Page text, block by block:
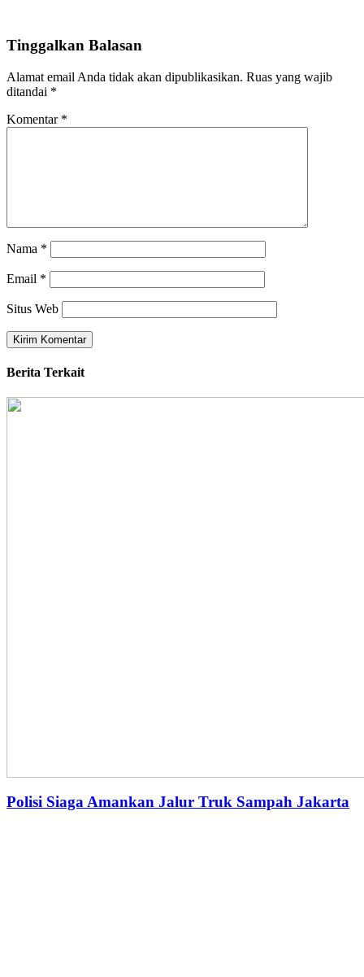
Tinggalkan Balasan
Alamat email Anda tidak akan dipublikasikan. Ruas yang wajib
ditandai *
Komentar *
Nama *
Email *
Situs Web
Berita Terkait
Polisi Siaga Amankan Jalur Truk Sampah Jakarta